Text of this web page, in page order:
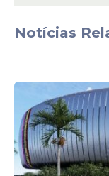
Notícias